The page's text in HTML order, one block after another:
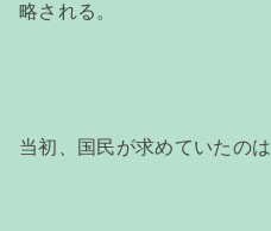
略される。
当初、国民が求めていたのは